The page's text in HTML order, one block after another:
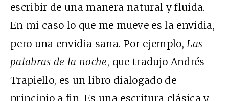
escribir de una manera natural y fluida.
En mi caso lo que me mueve es la envidia,
pero una envidia sana. Por ejemplo, Las
palabras de la noche, que tradujo Andrés
Trapiello, es un libro dialogado de
principio a fin. Es una escritura clásica y